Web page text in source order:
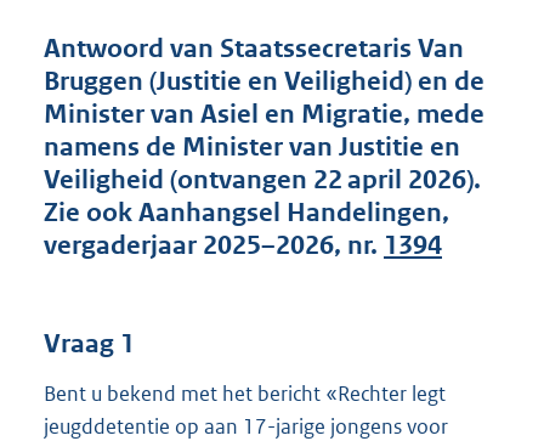
4
b
Antwoord van Staatssecretaris Van
Bruggen (Justitie en Veiligheid) en de
Minister van Asiel en Migratie, mede
namens de Minister van Justitie en
Veiligheid (ontvangen 22 april 2026).
Zie ook Aanhangsel Handelingen,
vergaderjaar 2025–2026, nr. 1394
Vraag 1
Bent u bekend met het bericht «Rechter legt
jeugddetentie op aan 17-jarige jongens voor